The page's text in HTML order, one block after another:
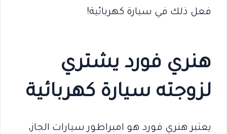
فعل ذلك في سيارة كهربائية!
هنري فورد يشتري
لزوجته سيارة كهربائية
يعتبر هنري فورد هو امبراطور سيارات الجاز،